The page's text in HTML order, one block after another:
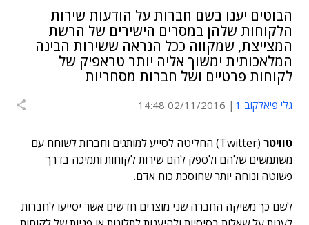
הבוטים יענו בשם חברות על הודעות שירות
הלקוחות שלהן במסרים הישירים של הרשת
המצייצת, שמקווה ככל הנראה ששירות הבינה
המלאכותית ימשוך אליה יותר טראפיק של
לקוחות פרטיים ושל חברות מסחריות
גלי פיאלקוב 1 02/11/2016 14:48
טוויטר
(Twitter) החליטה לסייע למותגים וחברות לשוחח עם
משתמשים שלהם ולספק להם שירות לקוחות ותמיכה בדרך
פשוטה ונוחה יותר שחוסכת כוח אדם.
לשם כך משיקה החברה שני מוצרים חדשים אשר יסייעו לחברות